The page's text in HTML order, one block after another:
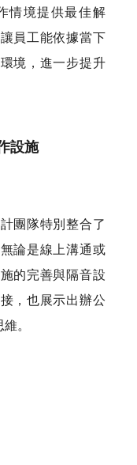
情境提供最佳解
員工能依據當下
境，進一步提升
設施
計團隊特別整合了
論是線上溝通或
的完善與隔音設
，也展示出辦公
。